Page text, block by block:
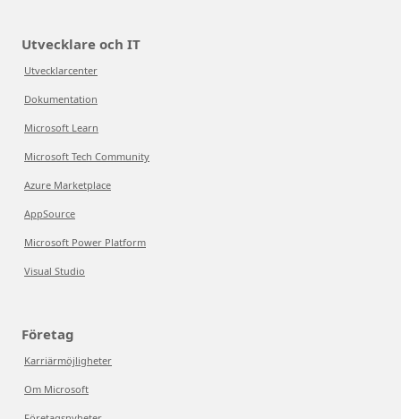
Utvecklare och IT
Utvecklarcenter
Dokumentation
Microsoft Learn
Microsoft Tech Community
Azure Marketplace
AppSource
Microsoft Power Platform
Visual Studio
Företag
Karriärmöjligheter
Om Microsoft